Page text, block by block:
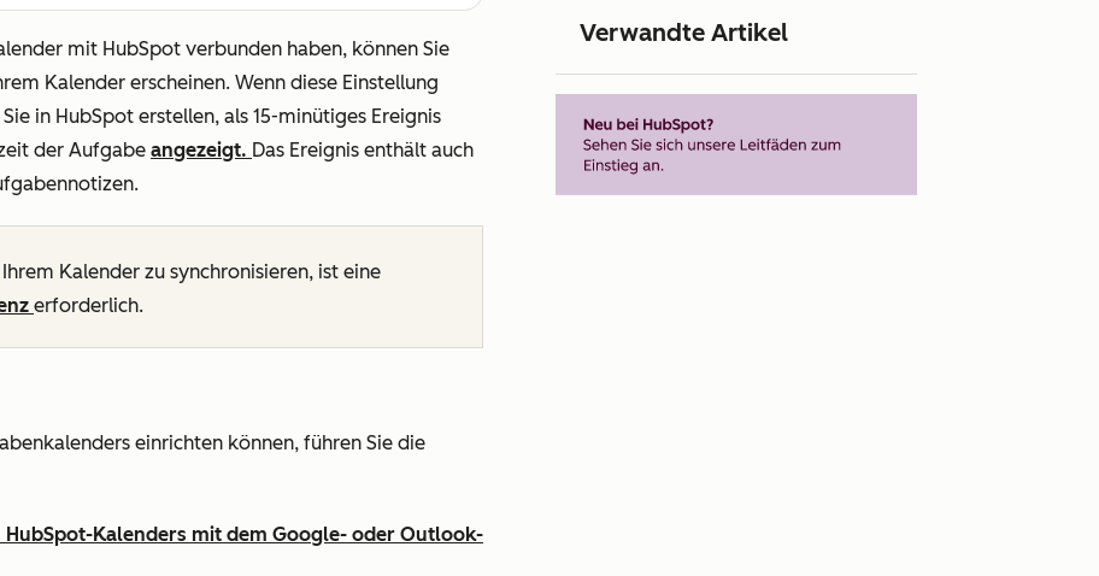
mit HubSpot verbunden haben, können Sie
Kalender erscheinen. Wenn diese Einstellung
in HubSpot erstellen, als 15-minütiges Ereignis
der Aufgabe angezeigt. Das Ereignis enthält auch
Kalender zu synchronisieren, ist eine
erforderlich.
einrichten können, führen Sie die
Kalenders mit dem Google- oder Outlook-
Verwandte Artikel